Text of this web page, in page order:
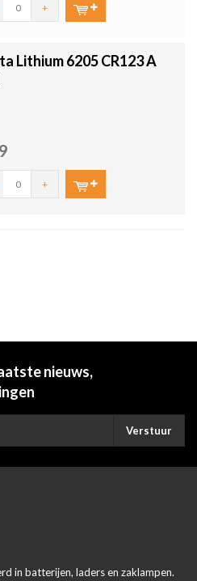
+
Lithium 6205 CR123 A
+
nieuws,
Verstuur
in batterijen, laders en zaklampen.